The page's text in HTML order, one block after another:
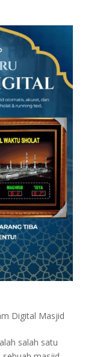
Digital Masjid
salah satu